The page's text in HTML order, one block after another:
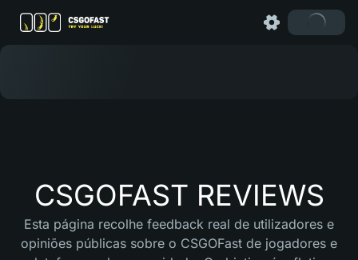
CSGOFAST REVIEWS
Esta página recolhe feedback real de utilizadores e
opiniões públicas sobre o CSGOFast de jogadores e